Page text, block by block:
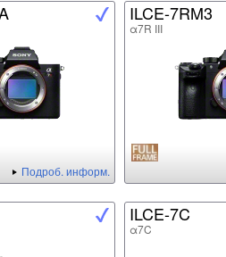
Подроб. информ.
ILCE-7RM3
α7R III
ILCE-7C
α7C